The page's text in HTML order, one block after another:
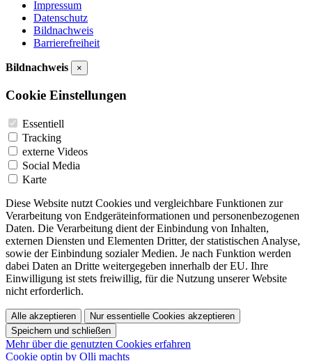
Impressum
Datenschutz
Bildnachweis
Barrierefreiheit
Bildnachweis ×
Cookie Einstellungen
Essentiell
Tracking
externe Videos
Social Media
Karte
Diese Website nutzt Cookies und vergleichbare Funktionen zur
Verarbeitung von Endgeräteinformationen und personenbezogenen
Daten. Die Verarbeitung dient der Einbindung von Inhalten,
externen Diensten und Elementen Dritter, der statistischen Analyse,
sowie der Einbindung sozialer Medien. Je nach Funktion werden
dabei Daten an Dritte weitergegeben innerhalb der EU. Ihre
Einwilligung ist stets freiwillig, für die Nutzung unserer Website
nicht erforderlich.
Alle akzeptieren
Nur essentielle Cookies akzeptieren
Speichern und schließen
Mehr über die genutzten Cookies erfahren
Cookie optin by Olli machts